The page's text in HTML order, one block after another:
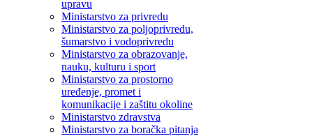
upravu
Ministarstvo za privredu
Ministarstvo za poljoprivredu,
šumarstvo i vodoprivredu
Ministarstvo za obrazovanje,
nauku, kulturu i sport
Ministarstvo za prostorno
uređenje, promet i
komunikacije i zaštitu okoline
Ministarstvo zdravstva
Ministarstvo za boračka pitanja